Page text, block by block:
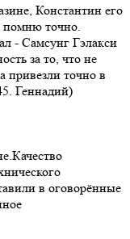
Константин его
помню точно.
- Самсунг Гэлакси
за то, что не
привезли точно в
Геннадий)
в оговорённые